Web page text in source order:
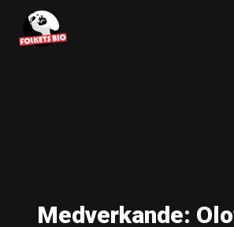
Medverkande: